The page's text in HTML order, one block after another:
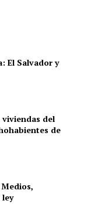
El Salvador y
del
de
Medios,
ley